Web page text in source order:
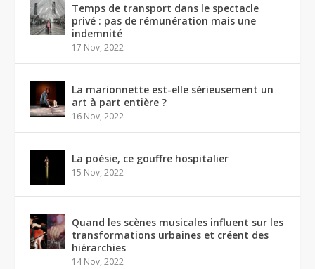
Temps de transport dans le spectacle
privé : pas de rémunération mais une
indemnité
17 Nov, 2022
La marionnette est-elle sérieusement un
art à part entière ?
16 Nov, 2022
La poésie, ce gouffre hospitalier
15 Nov, 2022
Quand les scènes musicales influent sur les
transformations urbaines et créent des
hiérarchies
14 Nov, 2022